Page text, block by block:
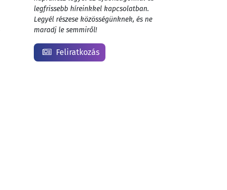
legfrissebb híreinkkel kapcsolatban.
Legyél részese közösségünknek, és ne
maradj le semmiről!
Feliratkozás